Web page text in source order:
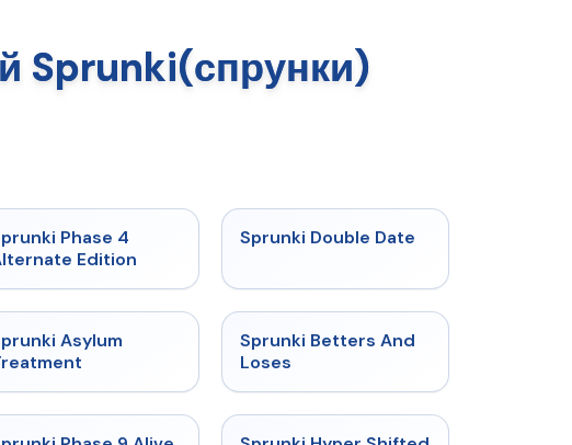
Sprunki(спрунки)
Phase 4
Edition
★ 4.5
Sprunki Double Date
Asylum
★ 4.6
Sprunki Betters And
Loses
★ 4.4 ★ 4.5